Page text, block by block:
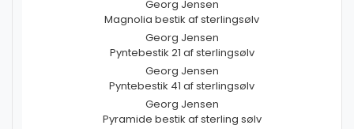
Georg Jensen
Magnolia bestik af sterlingsølv
Georg Jensen
Pyntebestik 21 af sterlingsølv
Georg Jensen
Pyntebestik 41 af sterlingsølv
Georg Jensen
Pyramide bestik af sterling sølv